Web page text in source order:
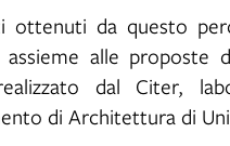
ottenuti da questo
alle proposte
dal Citer,
di Architettura di